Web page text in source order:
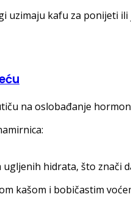
uzimaju kafu za ponijeti
na oslobađanje
hidrata, što znači
kašom i bobičastim